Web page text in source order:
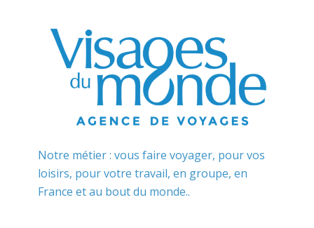
Notre métier : vous faire voyager, pour vos
loisirs, pour votre travail, en groupe, en
France et au bout du monde..